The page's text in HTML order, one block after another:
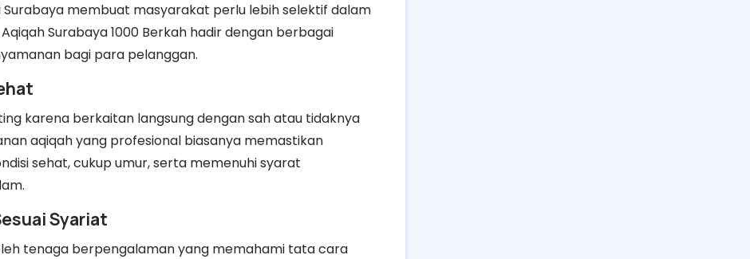
Surabaya membuat masyarakat perlu lebih selektif dalam
Surabaya 1000 Berkah hadir dengan berbagai
bagi para pelanggan.
karena berkaitan langsung dengan sah atau tidaknya
aqiqah yang profesional biasanya memastikan
sehat, cukup umur, serta memenuhi syarat
Syariat
tenaga berpengalaman yang memahami tata cara